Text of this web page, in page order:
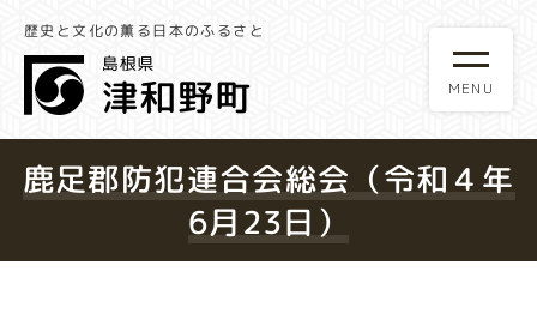
歴史と文化の薫る日本のふるさと
鹿足郡防犯連合会総会（令和４年
6月23日）